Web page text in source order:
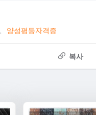
양성평등자격증
복사